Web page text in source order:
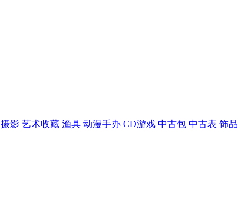
摄影 艺术收藏 渔具 动漫手办 CD游戏 中古包 中古表 饰品